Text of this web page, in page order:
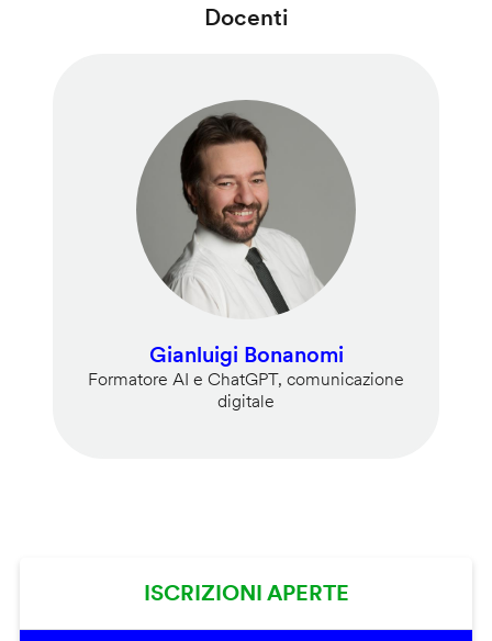
Docenti
Gianluigi Bonanomi
Formatore AI e ChatGPT, comunicazione
digitale
ISCRIZIONI APERTE